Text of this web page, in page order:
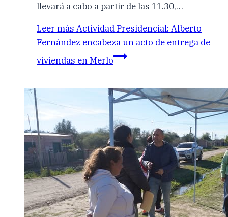
llevará a cabo a partir de las 11.30,…
Leer más Actividad Presidencial: Alberto
Fernández encabeza un acto de entrega de
viviendas en Merlo